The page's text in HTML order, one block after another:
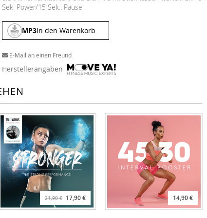
Sek. Power/15 Sek.. Pause
MP3In den Warenkorb
E-Mail an einen Freund
Herstellerangaben
21,90 € 17,90 € 14,90 €